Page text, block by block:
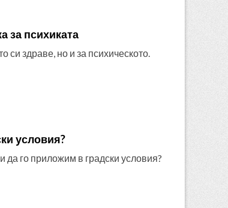
за психиката
си здраве, но и за психическото.
условия?
го приложим в градски условия?